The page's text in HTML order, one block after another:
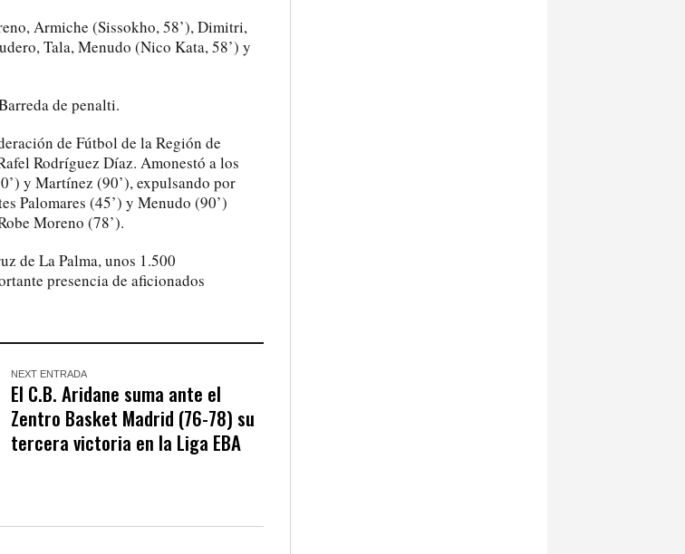
Armiche (Sissokho, 58’), Dimitri,
Tala, Menudo (Nico Kata, 58’) y
de penalti.
de Fútbol de la Región de
Rodríguez Díaz. Amonestó a los
y Martínez (90’), expulsando por
Palomares (45’) y Menudo (90’)
Moreno (78’).
de La Palma, unos 1.500
presencia de aficionados
NEXT ENTRADA
El C.B. Aridane suma ante el
Zentro Basket Madrid (76-78) su
tercera victoria en la Liga EBA